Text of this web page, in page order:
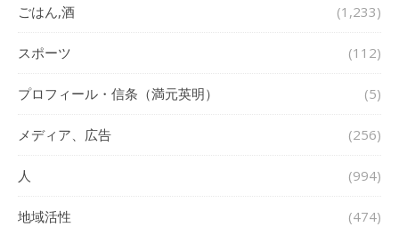
ごはん,酒 (1,233)
スポーツ (112)
プロフィール・信条（満元英明） (5)
メディア、広告 (256)
人 (994)
地域活性 (474)